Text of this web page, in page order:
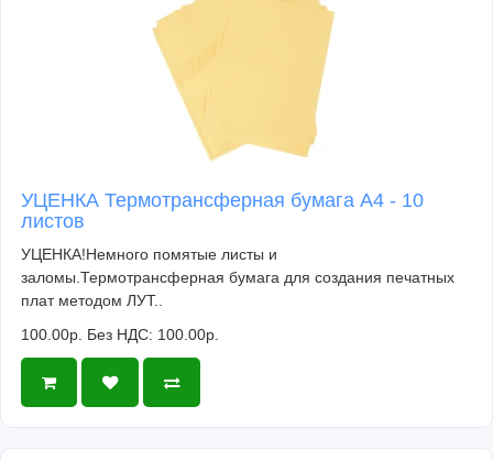
УЦЕНКА Термотрансферная бумага А4 - 10
листов
УЦЕНКА!Немного помятые листы и
заломы.Термотрансферная бумага для создания печатных
плат методом ЛУТ..
100.00р. Без НДС: 100.00р.